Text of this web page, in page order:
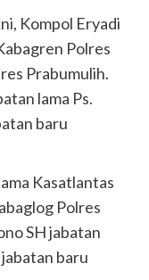
Kompol Eryadi
Polres
Prabumulih.
lama Ps.
baru
Kasatlantas
Polres
SH jabatan
baru